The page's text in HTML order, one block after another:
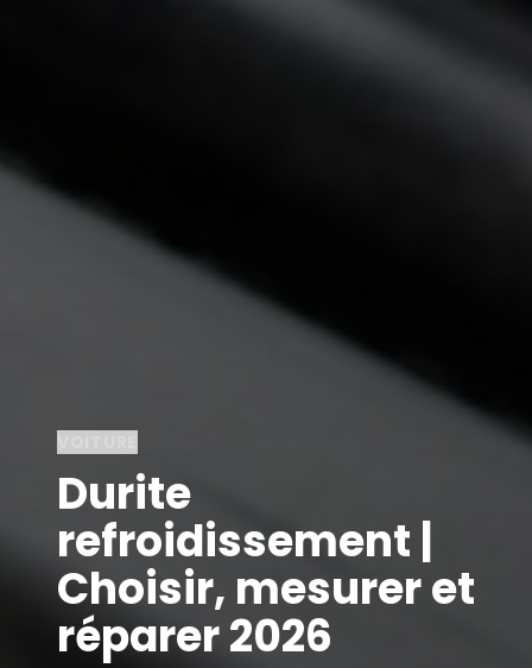
Durite
refroidissement |
Choisir, mesurer et
réparer 2026